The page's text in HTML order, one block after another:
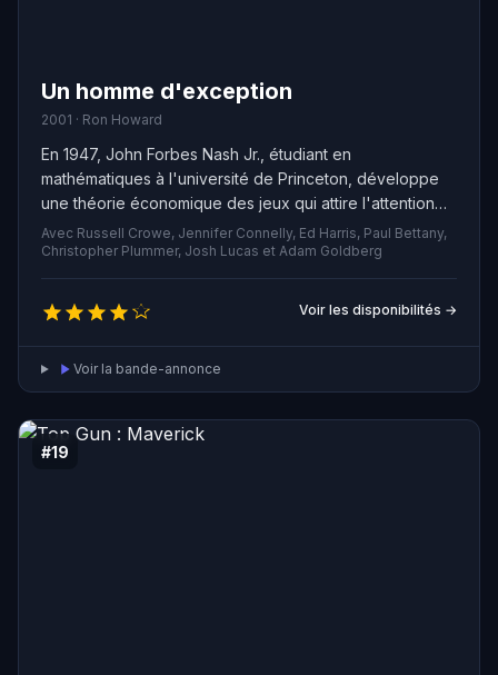
Un homme d'exception
2001 · Ron Howard
En 1947, John Forbes Nash Jr., étudiant en
mathématiques à l'université de Princeton, développe
une théorie économique des jeux qui attire l'attention
du Département de la Défense américain. Nash est alors
chargé d'aider secrètement les États-Unis en
décryptant les messages secrets des espions russes
dans la presse. Cette mission est menacée par la
présence d'agents ennemis qui surveillent Nash, le
forçant à tout risquer pour compléter la mission, mettant
ainsi en péril sa vie de couple avec Alicia. Cependant,
personne ne croit en lui.
Avec Russell Crowe, Jennifer Connelly, Ed Harris, Paul Bettany,
Christopher Plummer, Josh Lucas et Adam Goldberg
Voir les disponibilités →
Voir la bande-annonce
#19